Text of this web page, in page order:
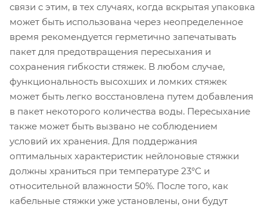
связи с этим, в тех случаях, когда вскрытая упаковка
может быть использована через неопределенное
время рекомендуется герметично запечатывать
пакет для предотвращения пересыхания и
сохранения гибкости стяжек. В любом случае,
функциональность высохших и ломких стяжек
может быть легко восстановлена путем добавления
в пакет некоторого количества воды. Пересыхание
также может быть вызвано не соблюдением
условий их хранения. Для поддержания
оптимальных характеристик нейлоновые стяжки
должны храниться при температуре 23°С и
относительной влажности 50%. После того, как
кабельные стяжки уже установлены, они будут